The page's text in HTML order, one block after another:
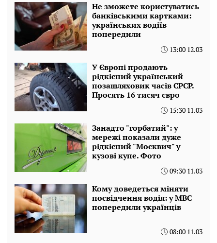
Не зможете користуватись
банківськими картками:
українських водіїв
попередили
13:00 12.03
У Європі продають
рідкісний український
позашляховик часів СРСР.
Просять 16 тисяч євро
15:30 11.03
Занадто "горбатий": у
мережі показали дуже
рідкісний "Москвич" у
кузові купе. Фото
09:30 11.03
Кому доведеться міняти
посвідчення водія: у МВС
попередили українців
08:00 11.03